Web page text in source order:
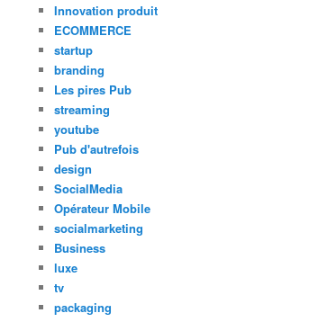
Innovation produit
ECOMMERCE
startup
branding
Les pires Pub
streaming
youtube
Pub d'autrefois
design
SocialMedia
Opérateur Mobile
socialmarketing
Business
luxe
tv
packaging